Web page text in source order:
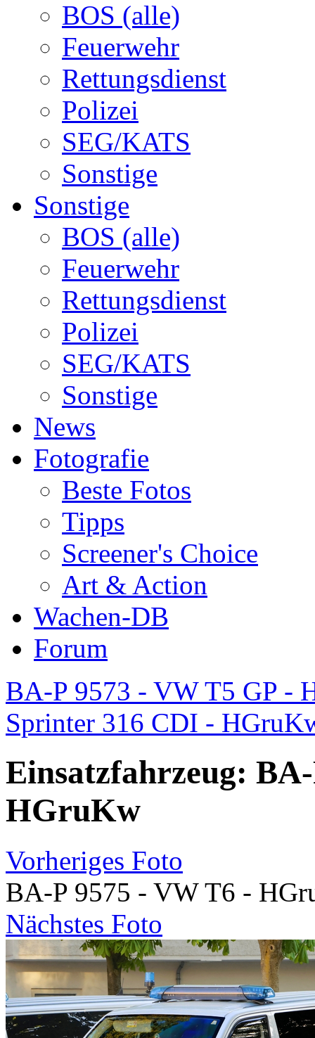
BOS (alle)
Feuerwehr
Rettungsdienst
Polizei
SEG/KATS
Sonstige
Sonstige
BOS (alle)
Feuerwehr
Rettungsdienst
Polizei
SEG/KATS
Sonstige
News
Fotografie
Beste Fotos
Tipps
Screener's Choice
Art & Action
Wachen-DB
Forum
BA-P 9573 - VW T5 GP -
Sprinter 316 CDI -
Einsatzfahrzeug:
HGruKw
Vorheriges Foto
BA-P 9575 - VW T6 -
Nächstes Foto